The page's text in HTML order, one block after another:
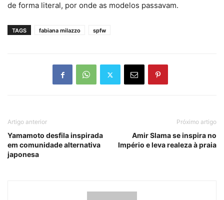
de forma literal, por onde as modelos passavam.
TAGS fabiana milazzo spfw
Artigo anterior
Yamamoto desfila inspirada
em comunidade alternativa
japonesa
Próximo artigo
Amir Slama se inspira no
Império e leva realeza à praia